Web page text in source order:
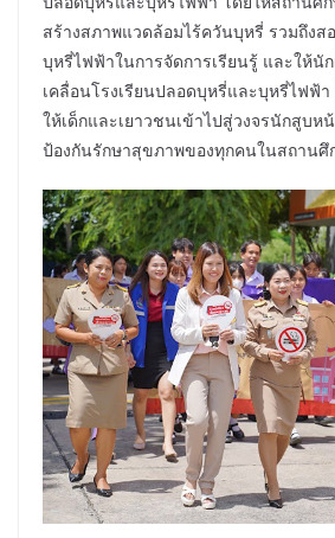
สร้างสภาพแวดล้อมไร้ควันบุหรี่ รวมถึงส
บุหรี่ไฟฟ้าในการจัดการเรียนรู้ และให้นั
เคลื่อนโรงเรียนปลอดบุหรี่และบุหรี่ไฟฟ้
ให้เด็กและเยาวชนเข้าไปสู่วงจรนักสูบห
ป้องกันรักษาสุขภาพของทุกคนในสถานศึ